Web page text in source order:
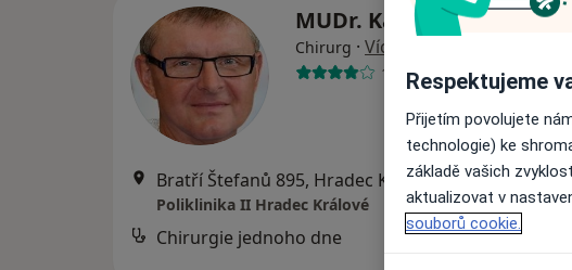
MUDr. Karel Beneš
Chirurg · Více
15 názorů
Bratří Štefanů 895, Hradec Králové•Mapa
Poliklinika II Hradec Králové
Chirurgie jednoho dne 14 000 Kč
Respektujeme
Přijetím povolujete
technologie) ke
základě vašich
aktualizovat v
souborů cookie.